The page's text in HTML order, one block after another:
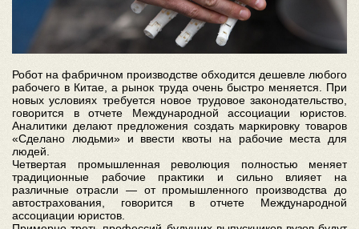
Робот на фабричном производстве обходится дешевле любого
рабочего в Китае, а рынок труда очень быстро меняется. При
новых условиях требуется новое трудовое законодательство,
говорится в отчете Международной ассоциации юристов.
Аналитики делают предложения создать маркировку товаров
«Сделано людьми» и ввести квоты на рабочие места для
людей.
Четвертая промышленная революция полностью меняет
традиционные рабочие практики и сильно влияет на
различные отрасли — от промышленного производства до
автострахования, говорится в отчете Международной
ассоциации юристов.